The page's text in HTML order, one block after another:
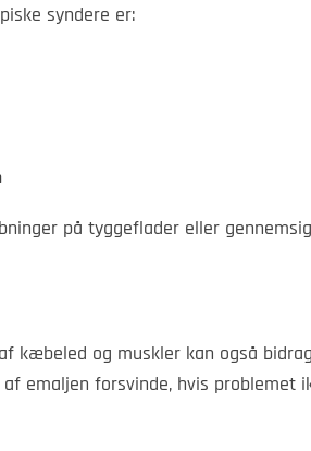
syndere er:
på tyggeflader eller
kæbeled og muskler kan også
emaljen forsvinde, hvis problemet